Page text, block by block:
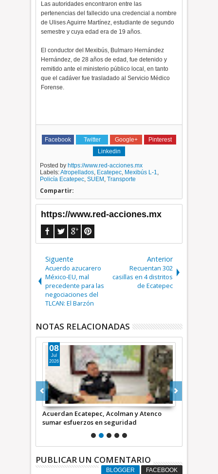
Las autoridades encontraron entre las
pertenencias del fallecido una credencial a nombre
de Ulises Aguirre Martínez, estudiante de segundo
semestre y cuya edad era de 19 años.
El conductor del Mexibús, Bulmaro Hernández
Hernández, de 28 años de edad, fue detenido y
remitido ante el ministerio público local, en tanto
que el cadáver fue trasladado al Servicio Médico
Forense.
Facebook Twitter Google+
Pinterest
Linkedin
Posted by https://www.red-acciones.mx
Labels:Atropellados, Ecatepec, Mexibús L-1,
Policía Ecatepec,SUEM ,Transporte
Compartir:
https://www.red-acciones.mx
Siguente
Acuerdo azucarero
México-EU, mal
precedente para las
negociaciones del
TLCAN: El Barzón
Anterior
Recuentan 302
casillas en 4 distritos
de Ecatepec
NOTAS RELACIONADAS
Repavimenta Ecatepec vialidad de 1.5 km
que cruza cuatro comunidades +Video
14
2026
PUBLICAR UN COMENTARIO
BLOGGER FACEBOOK